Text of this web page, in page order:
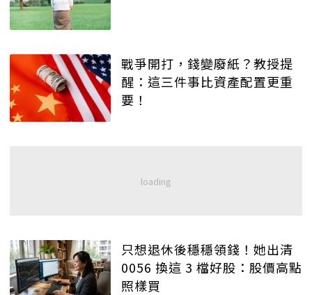
戰爭開打，錢變廢紙？教授提
醒：這三件事比資產配置更重
要！
只想退休後穩穩領錢！她出清
0056 換這 3 檔好股：股價高點
照樣買